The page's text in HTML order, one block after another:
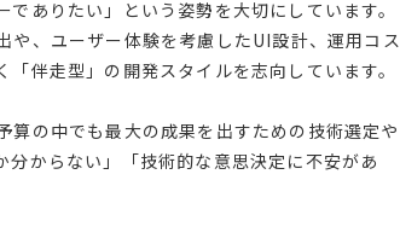
ありたい」という姿勢を大切にしています。
や、ユーザー体験を考慮したUI設計、運用コス
伴走型」の開発スタイルを志向しています。
の中でも最大の成果を出すための技術選定や
からない」「技術的な意思決定に不安があ